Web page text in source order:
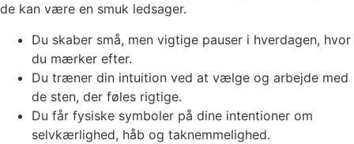
de kan være en smuk ledsager.
Du skaber små, men vigtige pauser i hverdagen, hvor
du mærker efter.
Du træner din intuition ved at vælge og arbejde med
de sten, der føles rigtige.
Du får fysiske symboler på dine intentioner om
selvkærlighed, håb og taknemmelighed.